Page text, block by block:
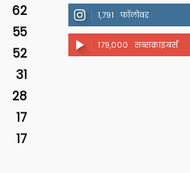
62
55
52
31
28
17
17
1,791 फॉलोवर
179,000 सब्सक्राइबर्स